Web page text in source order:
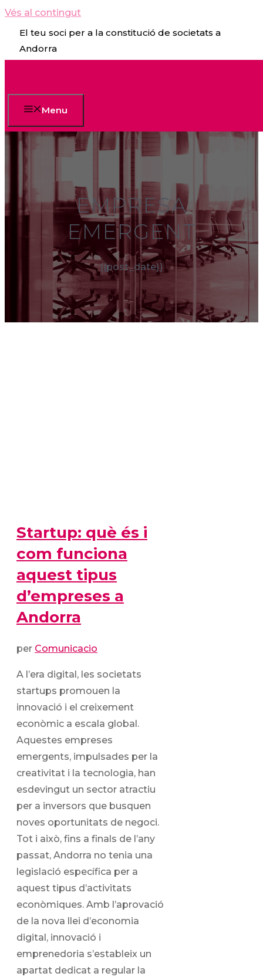
Vés al contingut
El teu soci per a la constitució de societats a
Andorra
Menu
EMPRESA
EMERGENT
{{post_date}}
Startup: què és i
com funciona
aquest tipus
d’empreses a
Andorra
per Comunicacio
A l’era digital, les societats
startups promouen la
innovació i el creixement
econòmic a escala global.
Aquestes empreses
emergents, impulsades per la
creativitat i la tecnologia, han
esdevingut un sector atractiu
per a inversors que busquen
noves oportunitats de negoci.
Tot i això, fins a finals de l’any
passat, Andorra no tenia una
legislació específica per a
aquest tipus d’activitats
econòmiques. Amb l’aprovació
de la nova llei d’economia
digital, innovació i
emprenedoria s’estableix un
apartat dedicat a regular la